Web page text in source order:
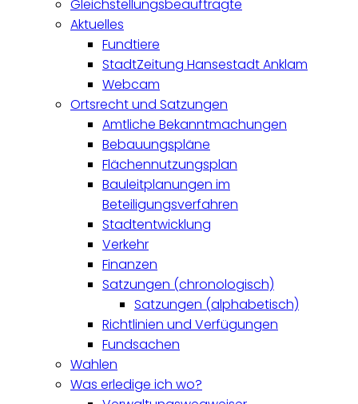
Gleichstellungsbeauftragte
Aktuelles
Fundtiere
StadtZeitung Hansestadt Anklam
Webcam
Ortsrecht und Satzungen
Amtliche Bekanntmachungen
Bebauungspläne
Flächennutzungsplan
Bauleitplanungen im
Beteiligungsverfahren
Stadtentwicklung
Verkehr
Finanzen
Satzungen (chronologisch)
Satzungen (alphabetisch)
Richtlinien und Verfügungen
Fundsachen
Wahlen
Was erledige ich wo?